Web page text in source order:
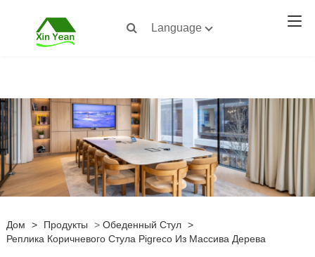
Language
Дом > Продукты > Обеденный Стул >
Реплика Коричневого Стула Pigreco Из Массива Дерева